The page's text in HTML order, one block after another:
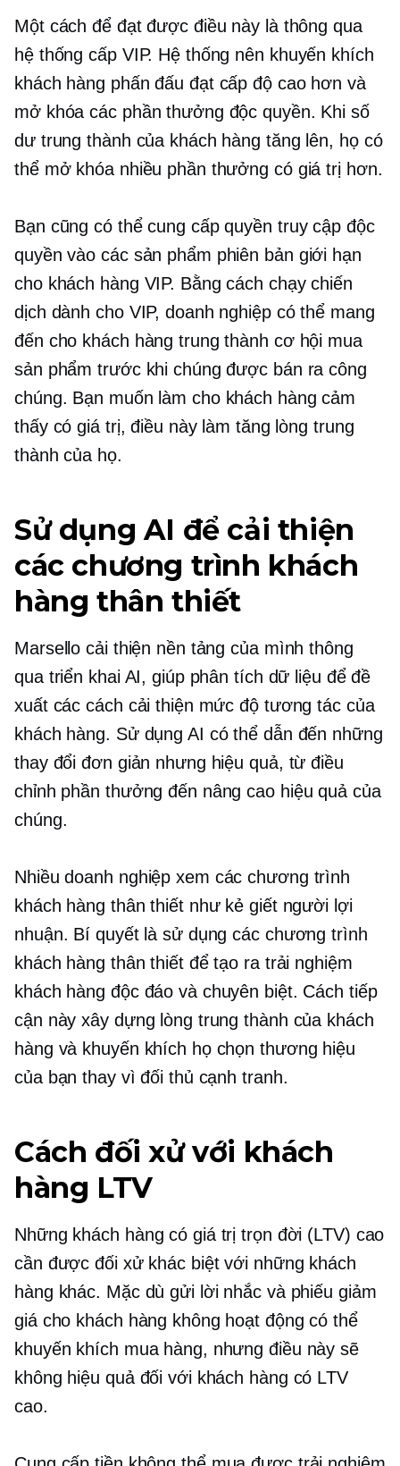
Một cách để đạt được điều này là thông qua
hệ thống cấp VIP. Hệ thống nên khuyến khích
khách hàng phấn đấu đạt cấp độ cao hơn và
mở khóa các phần thưởng độc quyền. Khi số
dư trung thành của khách hàng tăng lên, họ có
thể mở khóa nhiều phần thưởng có giá trị hơn.
Bạn cũng có thể cung cấp quyền truy cập độc
quyền vào các sản phẩm phiên bản giới hạn
cho khách hàng VIP. Bằng cách chạy chiến
dịch dành cho VIP, doanh nghiệp có thể mang
đến cho khách hàng trung thành cơ hội mua
sản phẩm trước khi chúng được bán ra công
chúng. Bạn muốn làm cho khách hàng cảm
thấy có giá trị, điều này làm tăng lòng trung
thành của họ.
Sử dụng AI để cải thiện
các chương trình khách
hàng thân thiết
Marsello cải thiện nền tảng của mình thông
qua triển khai AI, giúp phân tích dữ liệu để đề
xuất các cách cải thiện mức độ tương tác của
khách hàng. Sử dụng AI có thể dẫn đến những
thay đổi đơn giản nhưng hiệu quả, từ điều
chỉnh phần thưởng đến nâng cao hiệu quả của
chúng.
Nhiều doanh nghiệp xem các chương trình
khách hàng thân thiết như kẻ giết người lợi
nhuận. Bí quyết là sử dụng các chương trình
khách hàng thân thiết để tạo ra trải nghiệm
khách hàng độc đáo và chuyên biệt. Cách tiếp
cận này xây dựng lòng trung thành của khách
hàng và khuyến khích họ chọn thương hiệu
của bạn thay vì đối thủ cạnh tranh.
Cách đối xử với khách
hàng LTV
Những khách hàng có giá trị trọn đời (LTV) cao
cần được đối xử khác biệt với những khách
hàng khác. Mặc dù gửi lời nhắc và phiếu giảm
giá cho khách hàng không hoạt động có thể
khuyến khích mua hàng, nhưng điều này sẽ
không hiệu quả đối với khách hàng có LTV
cao.